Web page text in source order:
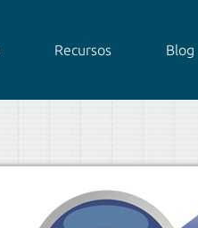
Recursos Blog